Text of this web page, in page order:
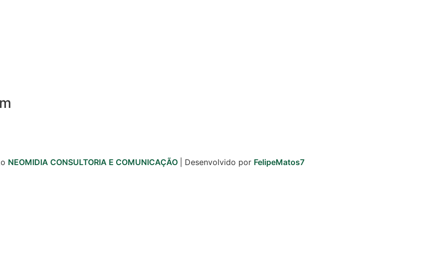
NEOMIDIA CONSULTORIA E COMUNICAÇÃO | Desenvolvido por FelipeMatos7